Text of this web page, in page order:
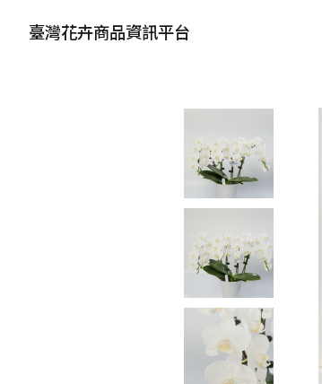
臺灣花卉商品資訊平台